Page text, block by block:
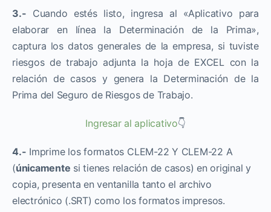
3.- Cuando estés listo, ingresa al «Aplicativo para
elaborar en línea la Determinación de la Prima»,
captura los datos generales de la empresa, si tuviste
riesgos de trabajo adjunta la hoja de EXCEL con la
relación de casos y genera la Determinación de la
Prima del Seguro de Riesgos de Trabajo.
Ingresar al aplicativo👇
4.- Imprime los formatos CLEM-22 Y CLEM-22 A
(únicamente si tienes relación de casos) en original y
copia, presenta en ventanilla tanto el archivo
electrónico (.SRT) como los formatos impresos.